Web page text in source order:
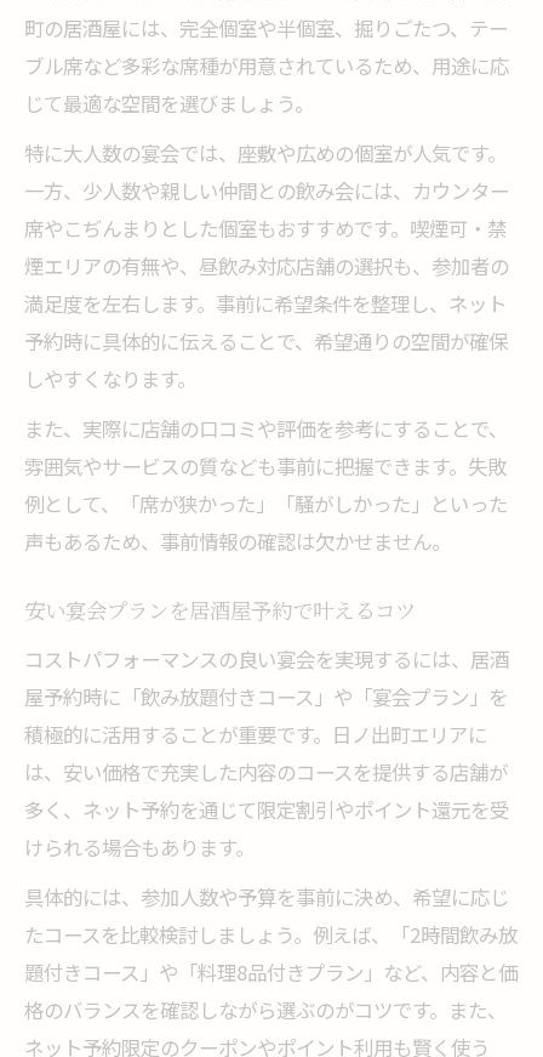
昼飲み宴会も安心の日ノ出町の魅力
昼飲み宴会におすすめの居酒屋予約ポイン
ト
日ノ出町で昼飲み宴会を楽しむコツと注意
点
昼飲み対応宴会プランを居酒屋で予約する
方法
昼飲み宴会向け居酒屋選びで気をつけたい
点
宴会予約で昼飲みを満喫するノウハウ
喫煙環境を重視した宴会の秘訣とは
宴会予約時に喫煙環境を確認する重要性
喫煙可能な居酒屋で宴会を快適に楽しむコ
ツ
喫煙者歓迎の宴会向け居酒屋予約術
宴会予約時の喫煙条件とそのチェック方法
町の居酒屋には、完全個室や半個室、掘りごたつ、テー
ブル席など多彩な席種が用意されているため、用途に応
じて最適な空間を選びましょう。
特に大人数の宴会では、座敷や広めの個室が人気です。
一方、少人数や親しい仲間との飲み会には、カウンター
席やこぢんまりとした個室もおすすめです。喫煙可・禁
煙エリアの有無や、昼飲み対応店舗の選択も、参加者の
満足度を左右します。事前に希望条件を整理し、ネット
予約時に具体的に伝えることで、希望通りの空間が確保
しやすくなります。
また、実際に店舗の口コミや評価を参考にすることで、
雰囲気やサービスの質なども事前に把握できます。失敗
例として、「席が狭かった」「騒がしかった」といった
声もあるため、事前情報の確認は欠かせません。
安い宴会プランを居酒屋予約で叶えるコツ
コストパフォーマンスの良い宴会を実現するには、居酒
屋予約時に「飲み放題付きコース」や「宴会プラン」を
積極的に活用することが重要です。日ノ出町エリアに
は、安い価格で充実した内容のコースを提供する店舗が
多く、ネット予約を通じて限定割引やポイント還元を受
けられる場合もあります。
具体的には、参加人数や予算を事前に決め、希望に応じ
たコースを比較検討しましょう。例えば、「2時間飲み放
題付きコース」や「料理8品付きプラン」など、内容と価
格のバランスを確認しながら選ぶのがコツです。また、
ネット予約限定のクーポンやポイント利用も賢く使う